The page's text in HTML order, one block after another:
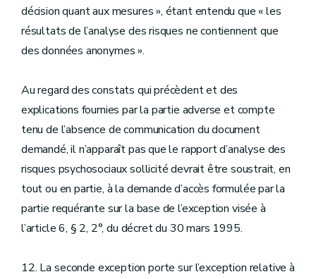
décision quant aux mesures », étant entendu que « les
résultats de l’analyse des risques ne contiennent que
des données anonymes ».
Au regard des constats qui précèdent et des
explications fournies par la partie adverse et compte
tenu de l’absence de communication du document
demandé, il n’apparaît pas que le rapport d’analyse des
risques psychosociaux sollicité devrait être soustrait, en
tout ou en partie, à la demande d’accès formulée par la
partie requérante sur la base de l’exception visée à
l’article 6, § 2, 2°, du décret du 30 mars 1995.
12. La seconde exception porte sur l’exception relative à